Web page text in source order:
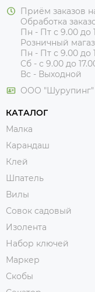
Приём заказов
Обработка
Пн - Пт с 9.00 до
Розничный
Пн - Пт с 9.00 до
Сб - с 9.00 до
Вс - Выходной
ООО "Шурупинг"
КАТАЛОГ
Малка
Карандаш
Клей
Шпатель
Вилы
Совок садовый
Изолента
Набор ключей
Маркер
Скобы